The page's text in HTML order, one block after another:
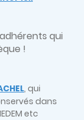
qui
!
, qui
dans
etc